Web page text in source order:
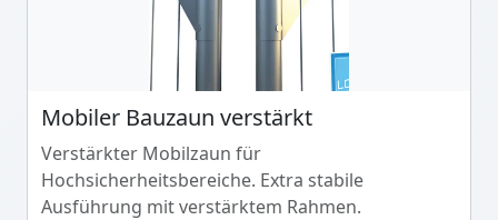
Mobiler Bauzaun verstärkt
Verstärkter Mobilzaun für
Hochsicherheitsbereiche. Extra stabile
Ausführung mit verstärktem Rahmen.